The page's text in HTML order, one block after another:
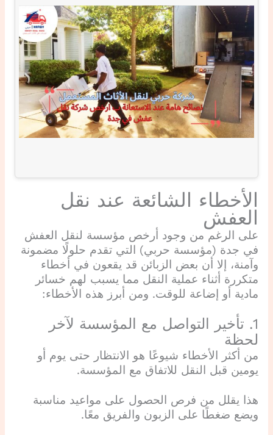
الأخطاء الشائعة عند نقل
العفش
على الرغم من وجود أرخص مؤسسة لنقل العفش
في جدة (مؤسسة حربي) التي تقدم حلولًا مضمونة
وآمنة، إلا أن بعض الزبائن قد يقعون في أخطاء
متكررة أثناء عملية النقل مما يسبب لهم خسائر
مادية أو إضاعة للوقت. ومن أبرز هذه الأخطاء:
1. تأخير التواصل مع المؤسسة لآخر
لحظة
من أكثر الأخطاء شيوعًا هو الانتظار حتى يوم أو
يومين قبل النقل للاتفاق مع المؤسسة.
هذا يقلل من فرص الحصول على مواعيد مناسبة
ويضع ضغطًا على الزبون والفريق معًا.